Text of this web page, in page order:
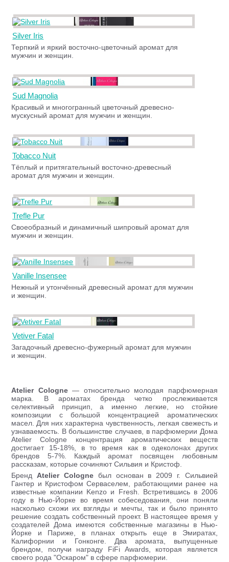
Silver Iris
Терпкий и яркий восточно-цветочный аромат для
мужчин и женщин.
Sud Magnolia
Красивый и многогранный цветочный древесно-
мускусный аромат для мужчин и женщин.
Tobacco Nuit
Тёплый и притягательный восточно-древесный
аромат для мужчин и женщин.
Trefle Pur
Своеобразный и динамичный шипровый аромат для
мужчин и женщин.
Vanille Insensee
Нежный и утончённый древесный аромат для мужчин
и женщин.
Vetiver Fatal
Загадочный древесно-фужерный аромат для мужчин
и женщин.
Atelier Cologne— относительно молодая парфюмерная
марка. В ароматах бренда четко прослеживается
селективный принцип, а именно легкие, но стойкие
композиции с большой концентрацией ароматических
масел. Для них характерна чувственность, легкая свежесть и
узнаваемость. В большинстве случаев, в парфюмерии Дома
Atelier Cologne
концентрация ароматических веществ
достигает 15-18%, в то время как в одеколонах других
брендов 5-7%. Каждый аромат посвящен любовным
рассказам, которые сочиняют Сильвия и Кристоф.
Бренд
Atelier Cologne был основан в 2009 г. Сильвией
Гантер и Кристофом Серваселем, работающими ранее на
известные компании Kenzo и Fresh. Встретившись в 2006
году в Нью-Йорке во время собеседования, они поняли
насколько схожи их взгляды и мечты, так и было принято
решение создать собственный проект. В настоящее время у
создателей Дома имеются собственные магазины в Нью-
Йорке и Париже, в планах открыть еще в Эмиратах,
Калифорнии и Гонконге. Два аромата, выпущенные
брендом, получи награду FiFi Awards, которая является
своего рода "Оскаром" в сфере парфюмерии.